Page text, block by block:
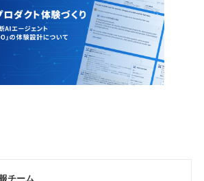
チーム